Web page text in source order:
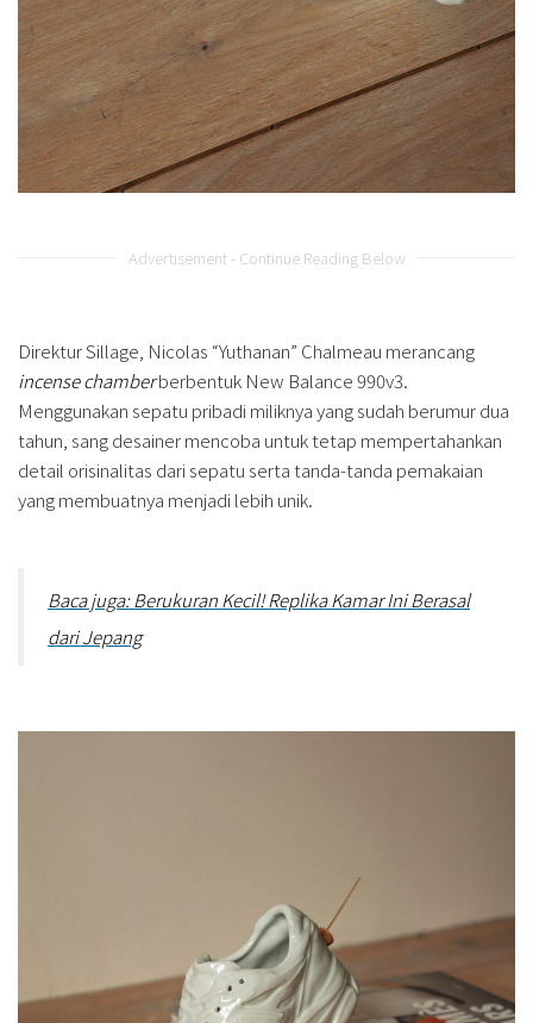
Advertisement - Continue Reading Below
Direktur Sillage, Nicolas “Yuthanan” Chalmeau merancang
incense chamberberbentuk New Balance 990v3.
Menggunakan sepatu pribadi miliknya yang sudah berumur dua
tahun, sang desainer mencoba untuk tetap mempertahankan
detail orisinalitas dari sepatu serta tanda-tanda pemakaian
yang membuatnya menjadi lebih unik.
Baca juga: Berukuran Kecil! Replika Kamar Ini Berasal
dari Jepang